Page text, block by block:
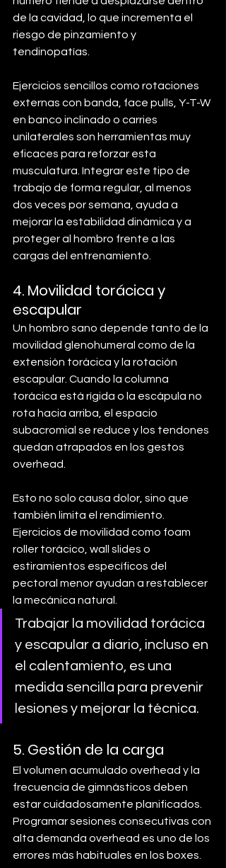
de la cavidad, lo que incrementa el
riesgo de pinzamiento y
tendinopatías.
Ejercicios sencillos como rotaciones
externas con banda, face pulls, Y-T-W
en banco inclinado o carries
unilaterales son herramientas muy
eficaces para reforzar esta
musculatura. Integrar este tipo de
trabajo de forma regular, al menos
dos veces por semana, ayuda a
mejorar la estabilidad dinámica y a
proteger al hombro frente a las
cargas del entrenamiento.
4. Movilidad torácica y
escapular
Un hombro sano depende tanto de la
movilidad glenohumeral como de la
extensión torácica y la rotación
escapular. Cuando la columna
torácica está rígida o la escápula no
rota hacia arriba, el espacio
subacromial se reduce y los tendones
quedan atrapados en los gestos
overhead.
Esto no solo causa dolor, sino que
también limita el rendimiento.
Ejercicios de movilidad como foam
roller torácico, wall slides o
estiramientos específicos del
pectoral menor ayudan a restablecer
la mecánica natural.
Trabajar la movilidad torácica
y escapular a diario, incluso en
el calentamiento, es una
medida sencilla para prevenir
lesiones y mejorar la técnica.
5. Gestión de la carga
El volumen acumulado overhead y la
frecuencia de gimnásticos deben
estar cuidadosamente planificados.
Programar sesiones consecutivas con
alta demanda overhead es uno de los
errores más habituales en los boxes.